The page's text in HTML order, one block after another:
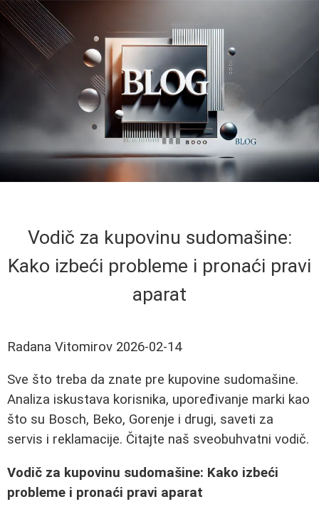
Vodič za kupovinu sudomašine:
Kako izbeći probleme i pronaći pravi
aparat
Radana Vitomirov 2026-02-14
Sve što treba da znate pre kupovine sudomašine.
Analiza iskustava korisnika, upoređivanje marki kao
što su Bosch, Beko, Gorenje i drugi, saveti za
servis i reklamacije. Čitajte naš sveobuhvatni vodič.
Vodič za kupovinu sudomašine: Kako izbeći
probleme i pronaći pravi aparat